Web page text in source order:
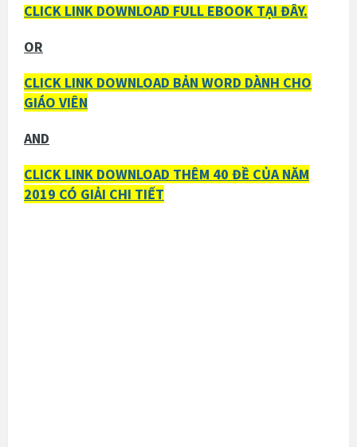
CLICK LINK DOWNLOAD FULL EBOOK TẠI ĐÂY.
OR
CLICK LINK DOWNLOAD BẢN WORD DÀNH CHO
GIÁO VIÊN
AND
CLICK LINK DOWNLOAD THÊM 40 ĐỀ CỦA NĂM
2019 CÓ GIẢI CHI TIẾT